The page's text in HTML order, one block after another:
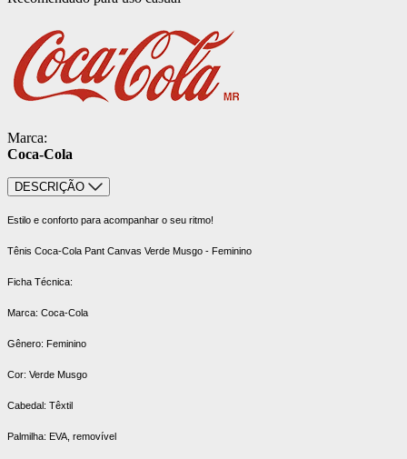
Marca:
Coca-Cola
DESCRIÇÃO
Estilo e conforto para acompanhar o seu ritmo!
Tênis Coca-Cola Pant Canvas Verde Musgo - Feminino
Ficha Técnica:
Marca: Coca-Cola
Gênero: Feminino
Cor: Verde Musgo
Cabedal: Têxtil
Palmilha: EVA, removível